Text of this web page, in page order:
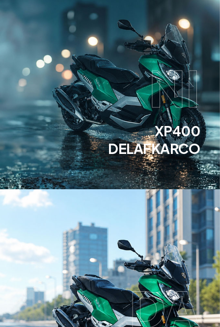
NI
XP400
DELAFKARCO
DA